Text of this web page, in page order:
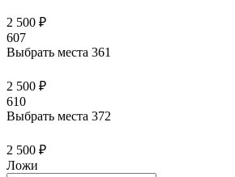
2 500 ₽
607
Выбрать места 361
2 500 ₽
610
Выбрать места 372
2 500 ₽
Ложи